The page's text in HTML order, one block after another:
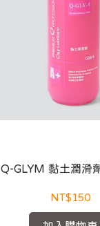
Q-GLYM 黏土潤滑
NT$150